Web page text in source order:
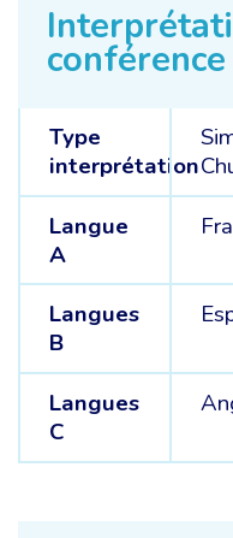
conférence
Type
interprétation
Langue
A
Langues
B
Langues
C